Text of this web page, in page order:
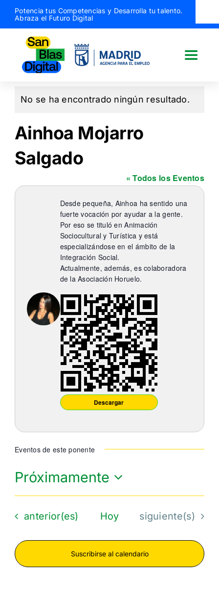
Saltar
contenido
Potencia tus Competencias y Desarrolla tu talento.
Abraza el Futuro Digital
Toggle
Quiénes somos
¿Qué hacemos?
Actividades
Buscar:
Aviso
No se ha encontrado ningún resultado.
Ainhoa Mojarro
Salgado
« Todos los Eventos
Desde pequeña, Ainhoa ha sentido una
fuerte vocación por ayudar a la gente.
Por eso se tituló en Animación
Sociocultural y Turística y está
especializándose en el ámbito de la
Integración Social.
Actualmente, además, es colaboradora
de la Asociación Horuelo.
Descargar
Eventos de este ponente
Próximamente
Seleccionar
Eventos
anterior(es) Hoy Eventos
siguiente(s)
Suscribirse al calendario